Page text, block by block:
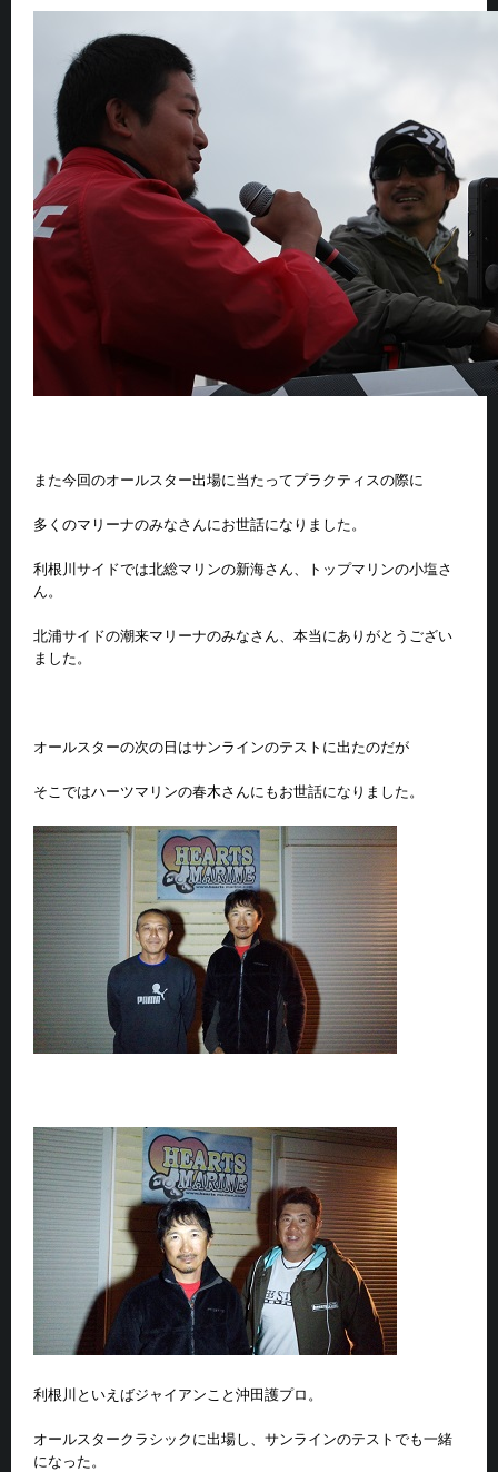
また今回のオールスター出場に当たってプラクティスの際に
多くのマリーナのみなさんにお世話になりました。
利根川サイドでは北総マリンの新海さん、トップマリンの小塩さ
ん。
北浦サイドの潮来マリーナのみなさん、本当にありがとうござい
ました。
オールスターの次の日はサンラインのテストに出たのだが
そこではハーツマリンの春木さんにもお世話になりました。
利根川といえばジャイアンこと沖田護プロ。
オールスタークラシックに出場し、サンラインのテストでも一緒
になった。